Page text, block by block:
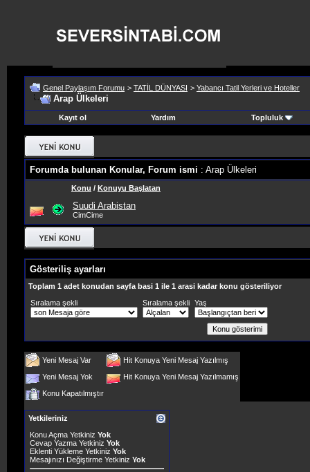
Genel Paylaşım Forumu > TATİL DÜNYASI > Yabancı Tatil Yerleri ve Hoteller
Arap Ülkeleri
Kayıt ol Yardım Topluluk
Forumda bulunan Konular, Forum ismi : Arap Ülkeleri
Konu / Konuyu Başlatan
Suudi Arabistan
CimCime
Gösteriliş ayarları
Toplam 1 adet konudan sayfa basi 1 ile 1 arasi kadar konu gösteriliyor
Sıralama şekli
Sıralama şekli Yaş
Yeni Mesaj Var
Hit Konuya Yeni Mesaj Yazılmış
Yeni Mesaj Yok
Hit Konuya Yeni Mesaj Yazılmamış
Konu Kapatılmıştır
Yetkileriniz
Konu Açma Yetkiniz Yok
Cevap Yazma Yetkiniz Yok
Eklenti Yükleme Yetkiniz Yok
Mesajınızı Değiştirme Yetkiniz Yok